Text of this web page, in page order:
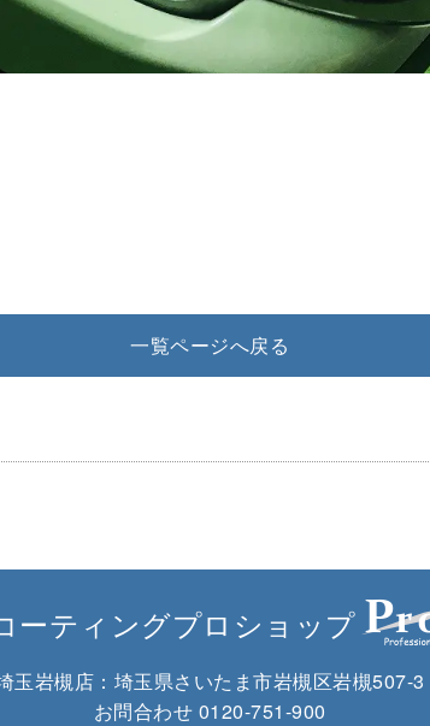
一覧ページへ戻る
ーティングプロショップ
玉岩槻店： 埼玉県さいたま市岩槻区岩槻507-3
お問合わせ 0120-751-900